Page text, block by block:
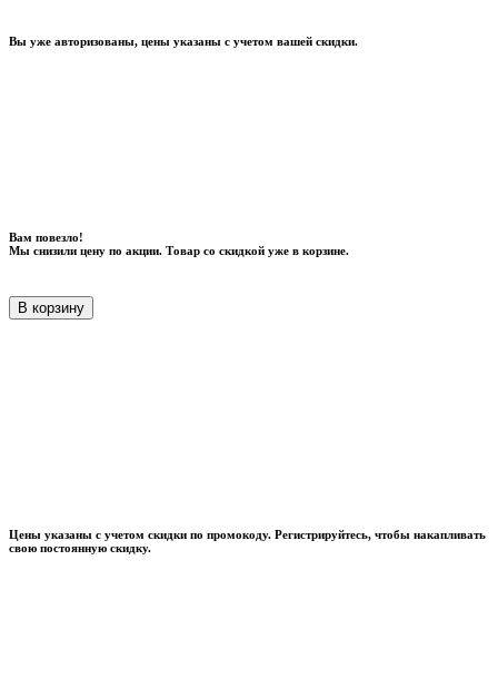
Вы уже авторизованы, цены указаны с учетом вашей скидки.
Вам повезло!
Мы снизили цену по акции. Товар со скидкой уже в корзине.
В корзину
Цены указаны с учетом скидки по промокоду. Регистрируйтесь, чтобы накапливать
свою постоянную скидку.